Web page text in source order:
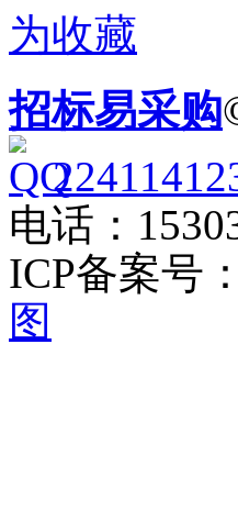
为收藏
招标易采购
电话：
ICP备案号：
图